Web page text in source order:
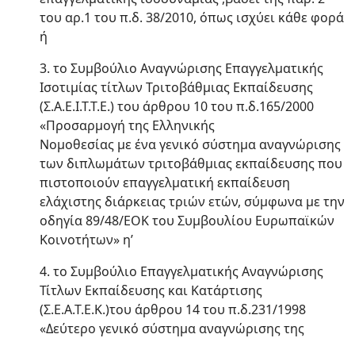
του αρ.1 του π.δ. 38/2010, όπως ισχύει κάθε φορά
ή
3. το Συμβούλιο Αναγνώρισης Επαγγελματικής
Ισοτιμίας τίτλων Τριτοβάθμιας Εκπαίδευσης
(Σ.Α.Ε.Ι.Τ.Τ.Ε.) του άρθρου 10 του π.δ.165/2000
«Προσαρμογή της Ελληνικής
Νομοθεσίας με ένα γενικό σύστημα αναγνώρισης
των διπλωμάτων τριτοβάθμιας εκπαίδευσης που
πιστοποιούν επαγγελματική εκπαίδευση
ελάχιστης διάρκειας τριών ετών, σύμφωνα με την
οδηγία 89/48/ΕΟΚ του Συμβουλίου Ευρωπαϊκών
Κοινοτήτων» η’
4. το Συμβούλιο Επαγγελματικής Αναγνώρισης
Τίτλων Εκπαίδευσης και Κατάρτισης
(Σ.Ε.Α.Τ.Ε.Κ.)του άρθρου 14 του π.δ.231/1998
«Δεύτερο γενικό σύστημα αναγνώρισης της